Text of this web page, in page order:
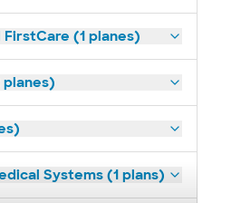
FirstCare (1 planes)
Systems (1 plans)